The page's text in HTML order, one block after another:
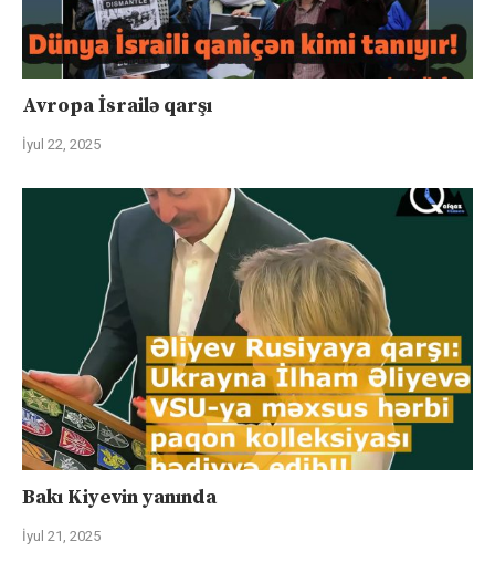
Avropa İsrailə qarşı
İyul 22, 2025
Bakı Kiyevin yanında
İyul 21, 2025